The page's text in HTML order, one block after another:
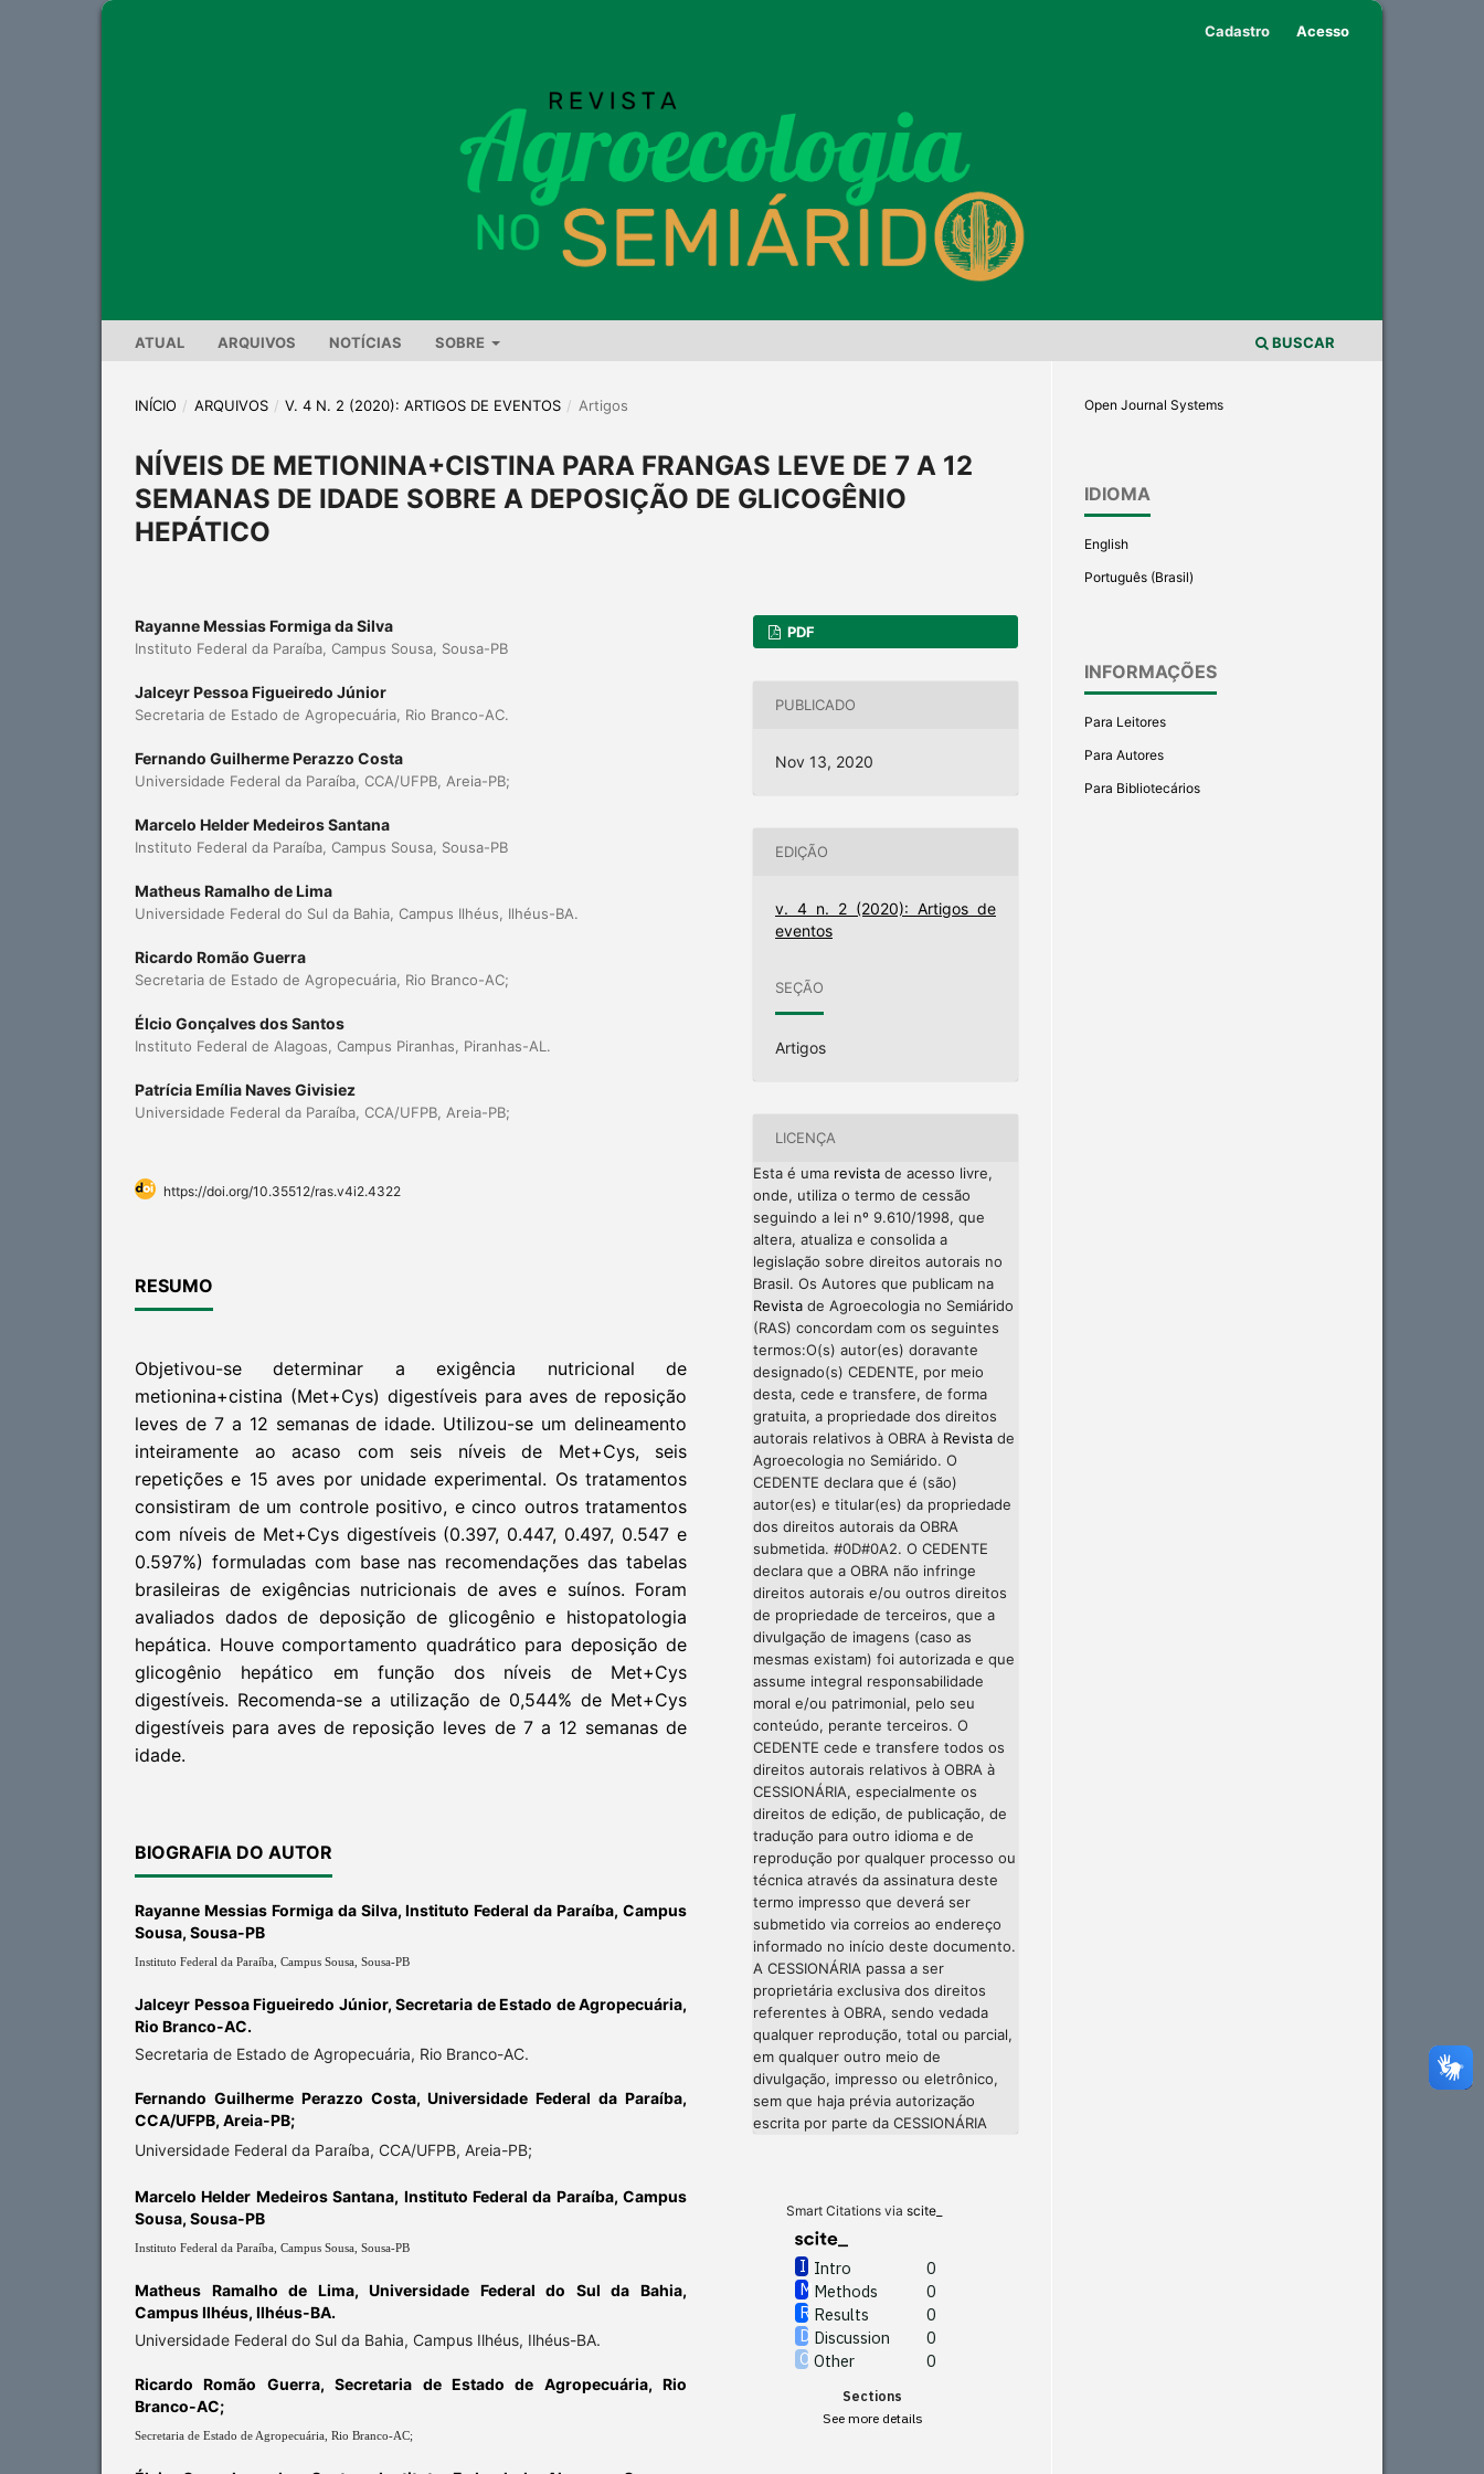
ATUAL ARQUIVOS NOTÍCIAS SOBRE BUSCAR
Cadastro Acesso
INÍCIO / ARQUIVOS / V. 4 N. 2 (2020): ARTIGOS DE EVENTOS / Artigos
NÍVEIS DE METIONINA+CISTINA PARA FRANGAS LEVE DE 7 A 12
SEMANAS DE IDADE SOBRE A DEPOSIÇÃO DE GLICOGÊNIO
HEPÁTICO
Rayanne Messias Formiga da Silva
Instituto Federal da Paraíba, Campus Sousa, Sousa-PB
Jalceyr Pessoa Figueiredo Júnior
Secretaria de Estado de Agropecuária, Rio Branco-AC.
Fernando Guilherme Perazzo Costa
Universidade Federal da Paraíba, CCA/UFPB, Areia-PB;
Marcelo Helder Medeiros Santana
Instituto Federal da Paraíba, Campus Sousa, Sousa-PB
Matheus Ramalho de Lima
Universidade Federal do Sul da Bahia, Campus Ilhéus, Ilhéus-BA.
Ricardo Romão Guerra
Secretaria de Estado de Agropecuária, Rio Branco-AC;
Élcio Gonçalves dos Santos
Instituto Federal de Alagoas, Campus Piranhas, Piranhas-AL.
Patrícia Emília Naves Givisiez
Universidade Federal da Paraíba, CCA/UFPB, Areia-PB;
https://doi.org/10.35512/ras.v4i2.4322
RESUMO
Objetivou-se determinar a exigência nutricional de
metionina+cistina (Met+Cys) digestíveis para aves de reposição
leves de 7 a 12 semanas de idade. Utilizou-se um delineamento
inteiramente ao acaso com seis níveis de Met+Cys, seis
repetições e 15 aves por unidade experimental. Os tratamentos
consistiram de um controle positivo, e cinco outros tratamentos
com níveis de Met+Cys digestíveis (0.397, 0.447, 0.497, 0.547 e
0.597%) formuladas com base nas recomendações das tabelas
brasileiras de exigências nutricionais de aves e suínos. Foram
avaliados dados de deposição de glicogênio e histopatologia
hepática. Houve comportamento quadrático para deposição de
glicogênio hepático em função dos níveis de Met+Cys
digestíveis. Recomenda-se a utilização de 0,544% de Met+Cys
digestíveis para aves de reposição leves de 7 a 12 semanas de
idade.
BIOGRAFIA DO AUTOR
Rayanne Messias Formiga da Silva,Instituto Federal da Paraíba, Campus
Sousa, Sousa-PB
Instituto Federal da Paraíba, Campus Sousa, Sousa-PB
Jalceyr Pessoa Figueiredo Júnior, Secretaria de Estado de Agropecuária,
Rio Branco-AC.
Secretaria de Estado de Agropecuária, Rio Branco-AC.
Fernando Guilherme Perazzo Costa,Universidade Federal da Paraíba,
CCA/UFPB, Areia-PB;
Universidade Federal da Paraíba, CCA/UFPB, Areia-PB;
Marcelo Helder Medeiros Santana, Instituto Federal da Paraíba, Campus
Sousa, Sousa-PB
Instituto Federal da Paraíba, Campus Sousa, Sousa-PB
Matheus Ramalho de Lima,Universidade Federal do Sul da Bahia,
Campus Ilhéus, Ilhéus-BA.
Universidade Federal do Sul da Bahia, Campus Ilhéus, Ilhéus-BA.
Ricardo Romão Guerra,Secretaria de Estado de Agropecuária, Rio
Branco-AC;
Secretaria de Estado de Agropecuária, Rio Branco-AC;
PDF
PUBLICADO
Nov 13, 2020
EDIÇÃO
v. 4 n. 2 (2020): Artigos de
eventos
SEÇÃO
Artigos
LICENÇA
Esta é uma revista de acesso livre,
onde, utiliza o termo de cessão
seguindo a lei nº 9.610/1998, que
altera, atualiza e consolida a
legislação sobre direitos autorais no
Brasil. Os Autores que publicam na
Revista de Agroecologia no Semiárido
(RAS) concordam com os seguintes
termos:O(s) autor(es) doravante
designado(s) CEDENTE, por meio
desta, cede e transfere, de forma
gratuita, a propriedade dos direitos
autorais relativos à OBRA à Revista de
Agroecologia no Semiárido. O
CEDENTE declara que é (são)
autor(es) e titular(es) da propriedade
dos direitos autorais da OBRA
submetida. #0D#0A2. O CEDENTE
declara que a OBRA não infringe
direitos autorais e/ou outros direitos
de propriedade de terceiros, que a
divulgação de imagens (caso as
mesmas existam) foi autorizada e que
assume integral responsabilidade
moral e/ou patrimonial, pelo seu
conteúdo, perante terceiros. O
CEDENTE cede e transfere todos os
direitos autorais relativos à OBRA à
CESSIONÁRIA, especialmente os
direitos de edição, de publicação, de
tradução para outro idioma e de
reprodução por qualquer processo ou
técnica através da assinatura deste
termo impresso que deverá ser
submetido via correios ao endereço
informado no início deste documento.
A CESSIONÁRIA passa a ser
proprietária exclusiva dos direitos
referentes à OBRA, sendo vedada
qualquer reprodução, total ou parcial,
em qualquer outro meio de
divulgação, impresso ou eletrônico,
sem que haja prévia autorização
escrita por parte da CESSIONÁRIA
Smart Citations via scite_
Intro
0
Methods
0
Results
0
Discussion
0
Other
0
Sections
See more details
Intro
Open Journal Systems
IDIOMA
English
Português (Brasil)
INFORMAÇÕES
Para Leitores
Para Autores
Para Bibliotecários